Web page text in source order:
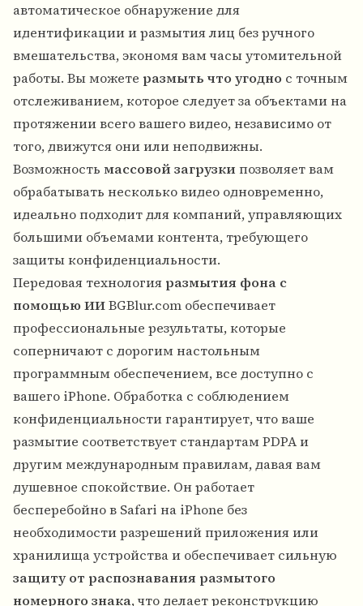
автоматическое обнаружение для
идентификации и размытия лиц без ручного
вмешательства, экономя вам часы утомительной
работы. Вы можете размыть что угодно с точным
отслеживанием, которое следует за объектами на
протяжении всего вашего видео, независимо от
того, движутся они или неподвижны.
Возможность массовой загрузки позволяет вам
обрабатывать несколько видео одновременно,
идеально подходит для компаний, управляющих
большими объемами контента, требующего
защиты конфиденциальности.
Передовая технология размытия фона с
помощью ИИBGBlur.com обеспечивает
профессиональные результаты, которые
соперничают с дорогим настольным
программным обеспечением, все доступно с
вашего iPhone. Обработка с соблюдением
конфиденциальности гарантирует, что ваше
размытие соответствует стандартам PDPA и
другим международным правилам, давая вам
душевное спокойствие. Он работает
бесперебойно в Safari на iPhone без
необходимости разрешений приложения или
хранилища устройства и обеспечивает сильную
защиту от распознавания размытого
номерного знака, что делает реконструкцию